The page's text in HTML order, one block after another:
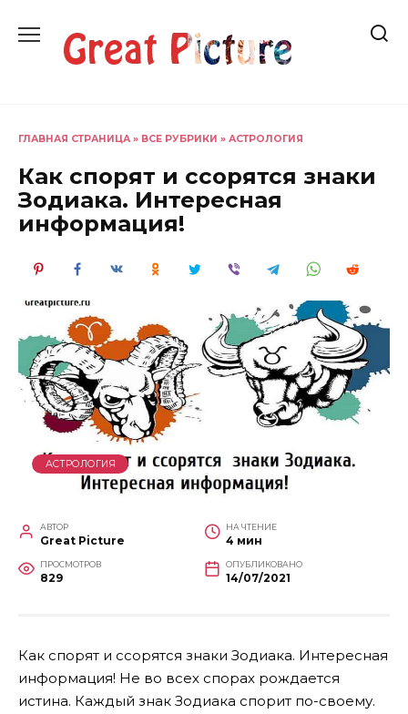
содержанию
ГЛАВНАЯ СТРАНИЦА » ВСЕ РУБРИКИ » АСТРОЛОГИЯ
Как спорят и ссорятся знаки
Зодиака. Интересная
информация!
АСТРОЛОГИЯ
АВТОР
Great Picture
НА ЧТЕНИЕ
4 мин
ПРОСМОТРОВ
829
ОПУБЛИКОВАНО
14/07/2021
Как спорят и ссорятся знаки Зодиака. Интересная
информация! Не во всех спорах рождается
истина. Каждый знак Зодиака спорит по-своему.